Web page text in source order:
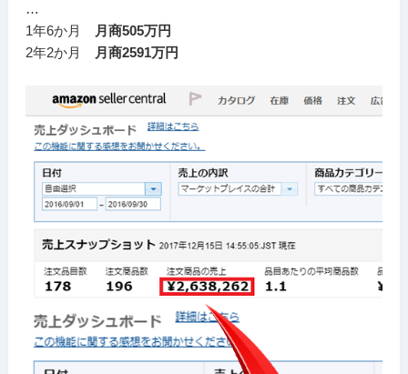
…
1年6か月
月商505万円
2年2か月
月商2591万円